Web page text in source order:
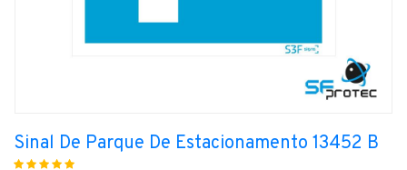
Sinal De Parque De Estacionamento 13452 B